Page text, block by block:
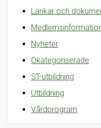
Länkar och
Nyheter
Okategoriserade
ST-utbildning
Utbildning
Vårdprogram